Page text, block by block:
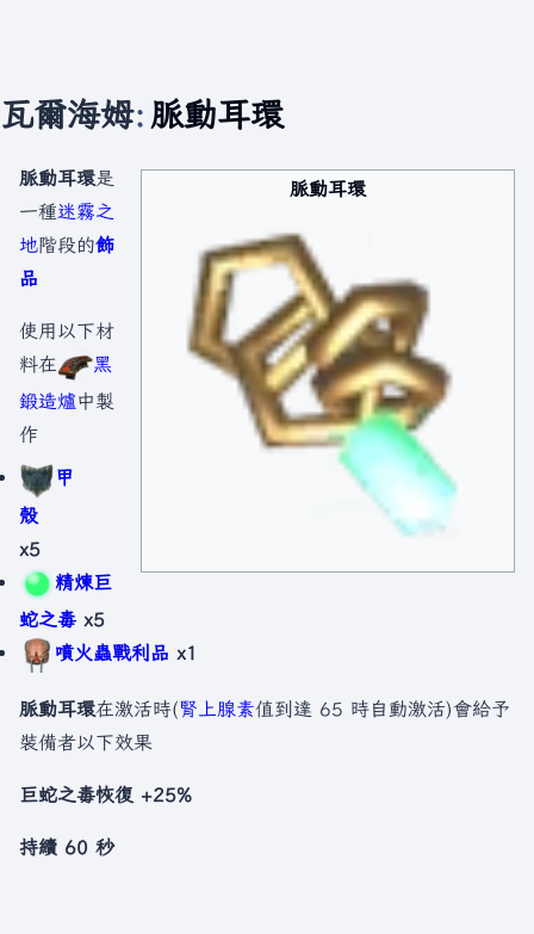
瓦爾海姆: 脈動耳環
脈動耳環
脈動耳環是
一種迷霧之
地階段的飾
品
使用以下材
料在
黑
鍛造爐中製
作
甲
殼
x5
精煉巨
蛇之毒 x5
噴火蟲戰利品 x1
脈動耳環在激活時(腎上腺素值到達 65 時自動激活)會給予
裝備者以下效果
巨蛇之毒恢復 +25%
持續 60 秒